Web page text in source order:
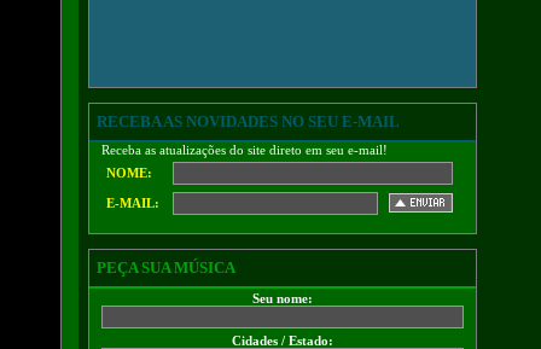
RECEBA AS NOVIDADES NO SEU E-MAIL
Receba as atualizações do site direto em seu e-mail!
NOME:
E-MAIL:
PEÇA SUA MÚSICA
Seu nome:
Cidades / Estado: